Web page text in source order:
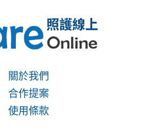
關於我們
合作提案
使用條款